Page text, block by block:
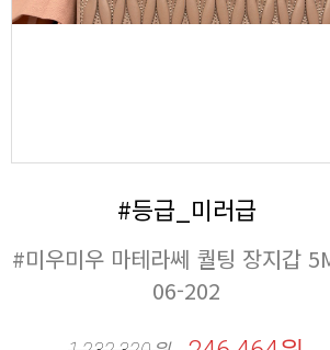
#등급_미러급
06-202